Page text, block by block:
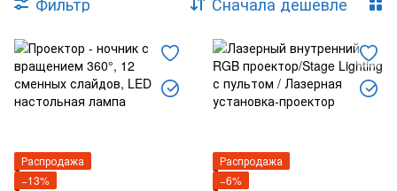
Распродажа
−13%
Распродажа
−6%